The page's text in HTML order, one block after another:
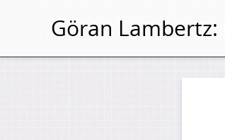
Göran Lambertz: